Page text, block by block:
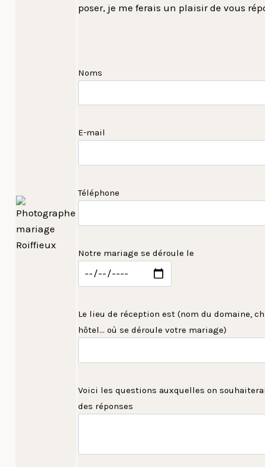
poser, je me ferais un plaisir de vous
Noms
E-mail
Téléphone
Notre mariage se déroule le
Le lieu de réception est (nom du domaine,
hôtel... où se déroule votre mariage)
Voici les questions auxquelles on
des réponses